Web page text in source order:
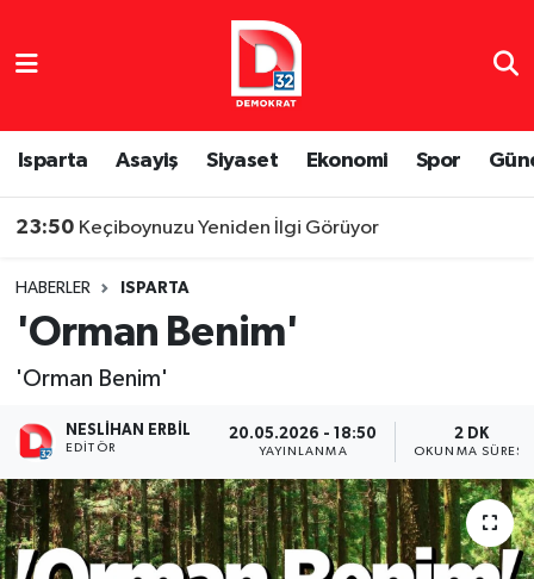
Isparta Asayiş Siyaset Ekonomi Spor
23:50 Keçiboynuzu Yeniden İlgi Görüyor
HABERLER ISPARTA
'Orman Benim'
'Orman Benim'
NESLIHAN ERBIL
EDITÖR
20.05.2026 - 18:50
YAYINLANMA
2 DK
OKUNMA SÜRESI
Isparta Nöbetçi Eczaneler
Isparta Hava Durumu
Süper Lig Puan Durumu ve Fikstür
Son Dakika Haberleri
Haber Arşivi